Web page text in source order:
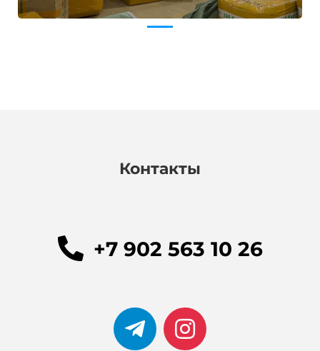
Контакты
+7 902 563 10 26